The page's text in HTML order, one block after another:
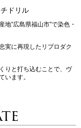
ドリル
”広島県福山市”で染色・
実に再現したリプロダク
りと打ち込むことで、ヴ
います。